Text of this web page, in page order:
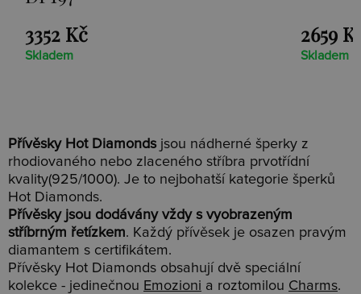
Přívěsky Hot Diamonds jsou nádherné šperky z
rhodiovaného nebo zlaceného stříbra prvotřídní
kvality(925/1000). Je to nejbohatší kategorie šperků
Hot Diamonds.
Přívěsky jsou dodávány vždy s vyobrazeným
stříbrným řetízkem. Každý přívěsek je osazen pravým
diamantem s certifikátem.
Přívěsky Hot Diamonds obsahují dvě speciální
kolekce - jedinečnou Emozioni a roztomilou Charms.